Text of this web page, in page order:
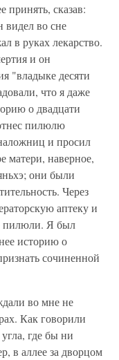
принять, сказав:
видел во сне
в руках лекарство.
и он
"владыке десяти
что я даже
о двадцати
пилюлю
и просил
матери, наверное,
они были
Через
аптеку и
пилюли. Я был
историю о
сочиненной
во мне не
Как говорили
где бы ни
в аллее за дворцом